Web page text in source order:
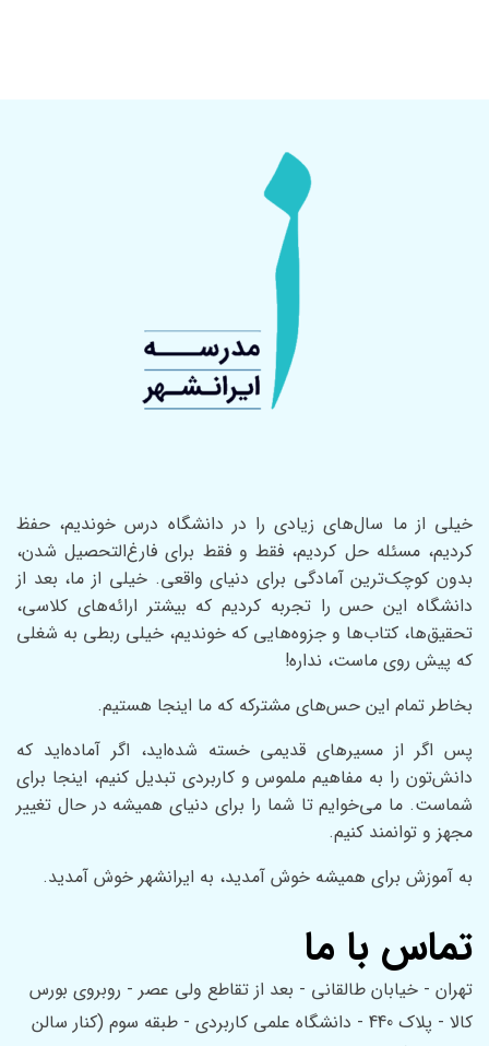
خیلی از ما سال‌های زیادی را در دانشگاه درس خوندیم، حفظ
کردیم، مسئله حل کردیم، فقط و فقط برای فارغ‌التحصیل شدن،
بدون کوچک‌ترین آمادگی برای دنیای واقعی. خیلی از ما، بعد از
دانشگاه این حس را تجربه کردیم که بیشتر ارائه‌های کلاسی،
تحقیق‌ها، کتاب‌ها و جزوه‌هایی که خوندیم، خیلی ربطی به شغلی
که پیش روی ماست، نداره!
بخاطر تمام این حس‌های مشترکه که ما اینجا هستیم.
پس اگر از مسیر‌های قدیمی خسته شده‌اید، اگر آماده‌اید که
دانش‌تون را به مفاهیم ملموس و کاربردی تبدیل کنیم، اینجا برای
شماست. ما می‌خوایم تا شما را برای دنیای همیشه در حال تغییر
مجهز و توانمند کنیم.
به آموزش برای همیشه خوش آمدید، به ایرانشهر خوش آمدید.
تماس با ما
تهران - خیابان طالقانی - بعد از تقاطع ولی عصر - روبروی بورس
کالا - پلاک 440 - دانشگاه علمی کاربردی - طبقه سوم (کنار سالن